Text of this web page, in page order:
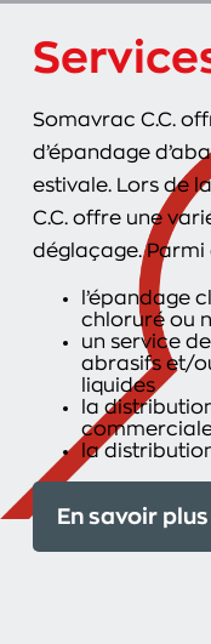
Somavrac C.C.
d’épandage
estivale. Lors de
C.C. offre une
déglaçage. Parmi
l’épandage
chloruré ou
un service
abrasifs et/
liquides
la
la
En savoir plus